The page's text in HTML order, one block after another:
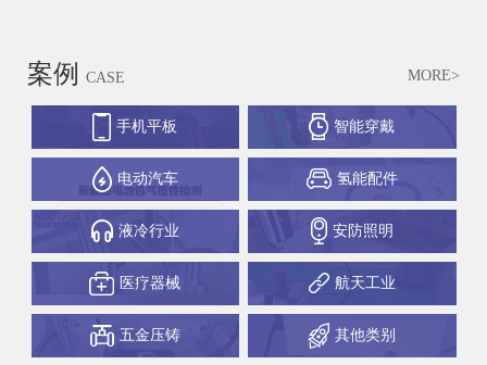
案例 CASE MORE>
手机平板 智能穿戴
电动汽车 氢能配件
液冷行业 安防照明
医疗器械 航天工业
五金压铸 其他类别